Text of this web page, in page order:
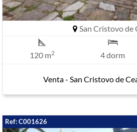
San Cristovo de
120 m2 4 dorm
Venta - San Cristovo de
Ref: C001626